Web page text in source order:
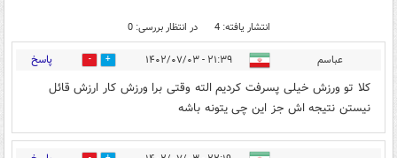
انتشار یافته: 4 در انتظار بررسی: 0
عباسم ۲۱:۳۹ - ۱۴۰۲/۰۷/۰۳ 0 پاسخ
کلا تو ورزش خیلی پسرفت کردیم الته وقتی برا ورزش کار ارزش قائل
نیستن نتیجه اش جز این چی یتونه باشه